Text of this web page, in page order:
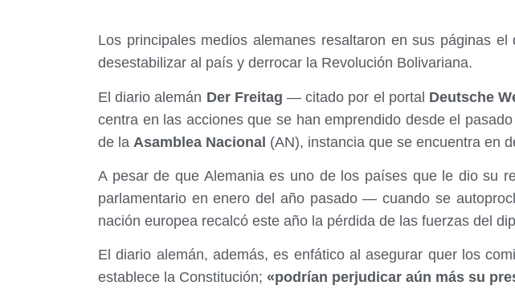
Los principales medios alemanes resaltaron en sus páginas
desestabilizar al país y derrocar la Revolución Bolivariana.
El diario alemán Der Freitag — citado por el portal Deutsche
centra en las acciones que se han emprendido desde el
de la Asamblea Nacional (AN), instancia que se encuentra en
A pesar de que Alemania es uno de los países que le dio su
parlamentario en enero del año pasado — cuando se
nación europea recalcó este año la pérdida de las fuerzas del
El diario alemán, además, es enfático al asegurar quer los
establece la Constitución; «podrían perjudicar aún más su